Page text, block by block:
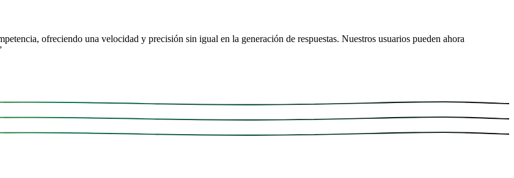
ofreciendo una velocidad y precisión sin igual en la generación de respuestas. Nuestros usuarios pueden ahora